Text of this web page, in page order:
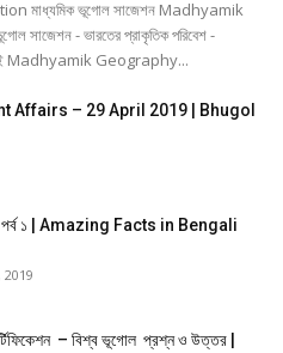
মাধ্যমিক ভূগোল সাজেশন Madhyamik
- ভারতের প্রাকৃতিক পরিবেশ -
এই Madhyamik Geography...
Affairs – 29 April 2019 | Bhugol
পর্ব ১ | Amazing Facts in Bengali
– বিশ্ব ভূগোল প্রশ্ন ও উত্তর |